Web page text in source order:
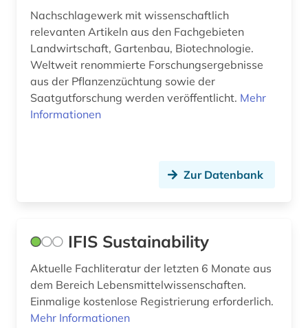
Nachschlagewerk mit wissenschaftlich
relevanten Artikeln aus den Fachgebieten
Landwirtschaft, Gartenbau, Biotechnologie.
Weltweit renommierte Forschungsergebnisse
aus der Pflanzenzüchtung sowie der
Saatgutforschung werden veröffentlicht. Mehr
Informationen
Zur Datenbank
IFIS Sustainability
Aktuelle Fachliteratur der letzten 6 Monate aus
dem Bereich Lebensmittelwissenschaften.
Einmalige kostenlose Registrierung erforderlich.
Mehr Informationen